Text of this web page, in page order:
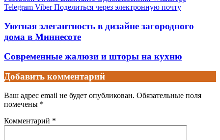
Telegram Viber Поделиться через электронную почту
Уютная элегантность в дизайне загородного
дома в Миннесоте
Современные жалюзи и шторы на кухню
Добавить комментарий
Ваш адрес email не будет опубликован. Обязательные поля
помечены *
Комментарий *